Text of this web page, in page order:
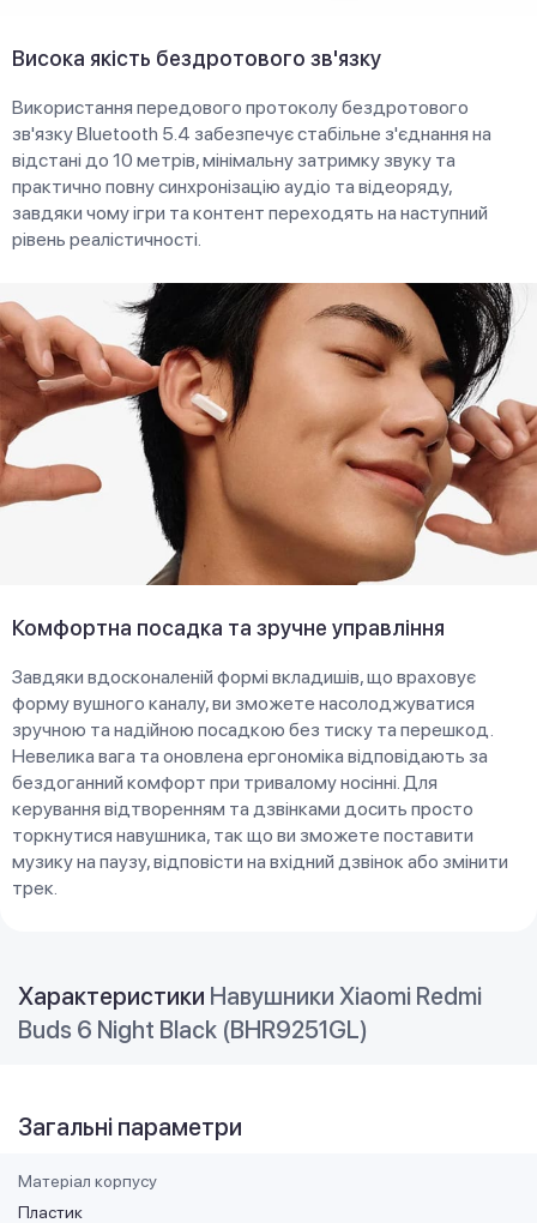
Висока якість бездротового зв'язку
Використання передового протоколу бездротового
зв'язку Bluetooth 5.4 забезпечує стабільне з'єднання на
відстані до 10 метрів, мінімальну затримку звуку та
практично повну синхронізацію аудіо та відеоряду,
завдяки чому ігри та контент переходять на наступний
рівень реалістичності.
Комфортна посадка та зручне управління
Завдяки вдосконаленій формі вкладишів, що враховує
форму вушного каналу, ви зможете насолоджуватися
зручною та надійною посадкою без тиску та перешкод.
Невелика вага та оновлена ергономіка відповідають за
бездоганний комфорт при тривалому носінні. Для
керування відтворенням та дзвінками досить просто
торкнутися навушника, так що ви зможете поставити
музику на паузу, відповісти на вхідний дзвінок або змінити
трек.
Характеристики Навушники Xiaomi Redmi
Buds 6 Night Black (BHR9251GL)
Загальні параметри
Матеріал корпусу
Пластик